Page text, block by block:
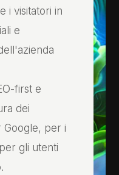
i visitatori in
e
first e
dei
Google, per i
gli utenti